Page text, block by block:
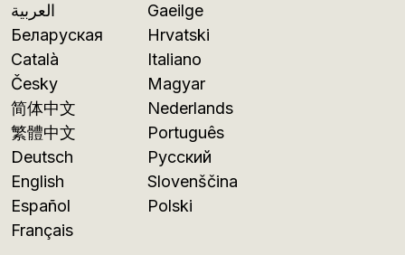
العربية
Беларуская
Català
Česky
简体中文
繁體中文
Deutsch
English
Español
Français
Gaeilge
Hrvatski
Italiano
Magyar
Nederlands
Português
Русский
Slovenščina
Polski